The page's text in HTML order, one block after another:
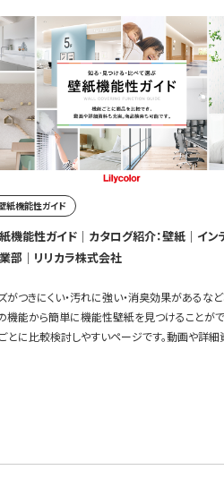
紙機能性ガイド
機能性ガイド｜カタログ紹介：壁紙｜イン
部｜リリカラ株式会社
がつきにくい・汚れに強い・消臭効果があるなど
機能から簡単に機能性壁紙を見つけることがで
とに比較検討しやすいページです。動画や詳細